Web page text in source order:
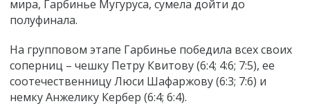
мира, Гарбинье Мугуруса, сумела дойти до
полуфинала.
На групповом этапе Гарбинье победила всех своих
соперниц – чешку Петру Квитову (6:4; 4:6; 7:5), ее
соотечественницу Люси Шафаржову (6:3; 7:6) и
немку Анжелику Кербер (6:4; 6:4).